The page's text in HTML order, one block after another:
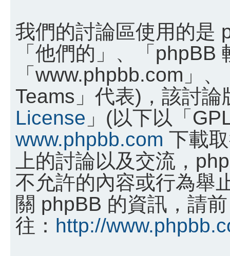
我們的討論區使用的是
「他們的」、「phpBB
「www.phpbb.com」
Teams」代表)，該討論
License 」(以下以「
www.phpbb.com 下載
上的討論以及交流，
不允許的內容或行為舉
關 phpBB 的資訊，請前
往： http://